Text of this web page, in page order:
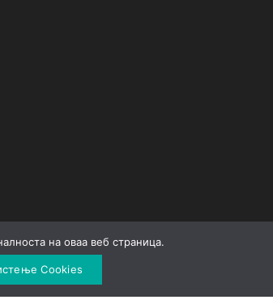
на оваа веб страница.
Cookies